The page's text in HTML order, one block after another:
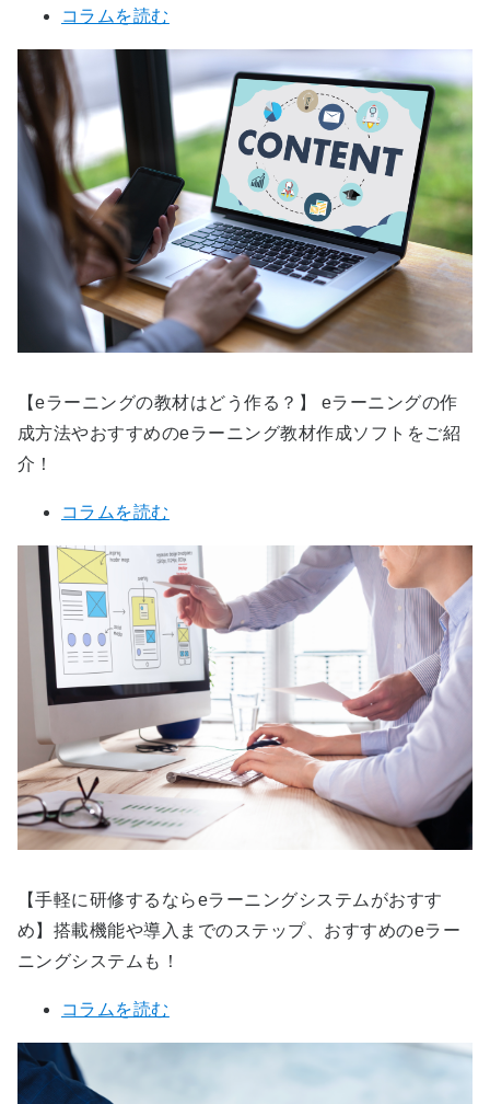
コラムを読む
【eラーニングの教材はどう作る？】 eラーニングの作
成方法やおすすめのeラーニング教材作成ソフトをご紹
介！
コラムを読む
【手軽に研修するならeラーニングシステムがおすす
め】搭載機能や導入までのステップ、おすすめのeラー
ニングシステムも！
コラムを読む